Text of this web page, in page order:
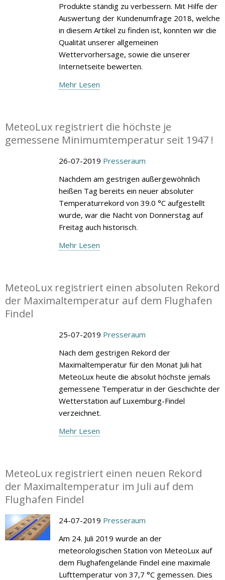
Produkte ständig zu verbessern. Mit Hilfe der
Auswertung der Kundenumfrage 2018, welche
in diesem Artikel zu finden ist, konnten wir die
Qualität unserer allgemeinen
Wettervorhersage, sowie die unserer
Internetseite bewerten.
Mehr Lesen
MeteoLux registriert die höchste je
gemessene Minimumtemperatur seit 1947 !
26-07-2019 Presseraum
Nachdem am gestrigen außergewöhnlich
heißen Tag bereits ein neuer absoluter
Temperaturrekord von 39.0 °C aufgestellt
wurde, war die Nacht von Donnerstag auf
Freitag auch historisch.
Mehr Lesen
MeteoLux registriert einen absoluten Rekord
der Maximaltemperatur auf dem Flughafen
Findel
25-07-2019 Presseraum
Nach dem gestrigen Rekord der
Maximaltemperatur für den Monat Juli hat
MeteoLux heute die absolut höchste jemals
gemessene Temperatur in der Geschichte der
Wetterstation auf Luxemburg-Findel
verzeichnet.
Mehr Lesen
MeteoLux registriert einen neuen Rekord
der Maximaltemperatur im Juli auf dem
Flughafen Findel
24-07-2019 Presseraum
Am 24. Juli 2019 wurde an der
meteorologischen Station von MeteoLux auf
dem Flughafengelände Findel eine maximale
Lufttemperatur von 37,7 °C gemessen. Dies